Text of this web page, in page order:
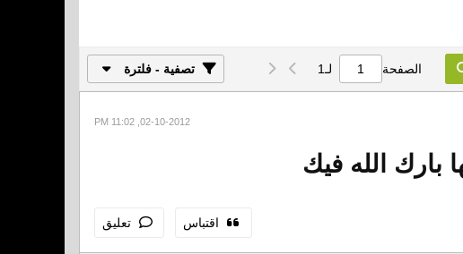
الصفحة لـ1 تصفية - فلترة
02-10-2012, 11:02 PM
بارك الله فيك
اقتباس تعليق